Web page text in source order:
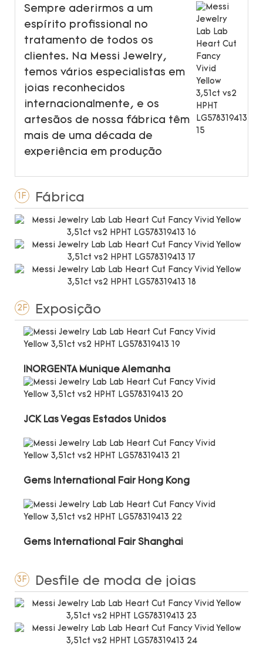
Sempre aderirmos a um
espírito profissional no
tratamento de todos os
clientes. Na Messi Jewelry,
temos vários especialistas em
joias reconhecidos
internacionalmente, e os
artesãos de nossa fábrica têm
mais de uma década de
experiência em produção
1F Fábrica
2F Exposição
INORGENTA Munique Alemanha
JCK Las Vegas Estados Unidos
Gems International Fair Hong Kong
Gems International Fair Shanghai
3F Desfile de moda de joias